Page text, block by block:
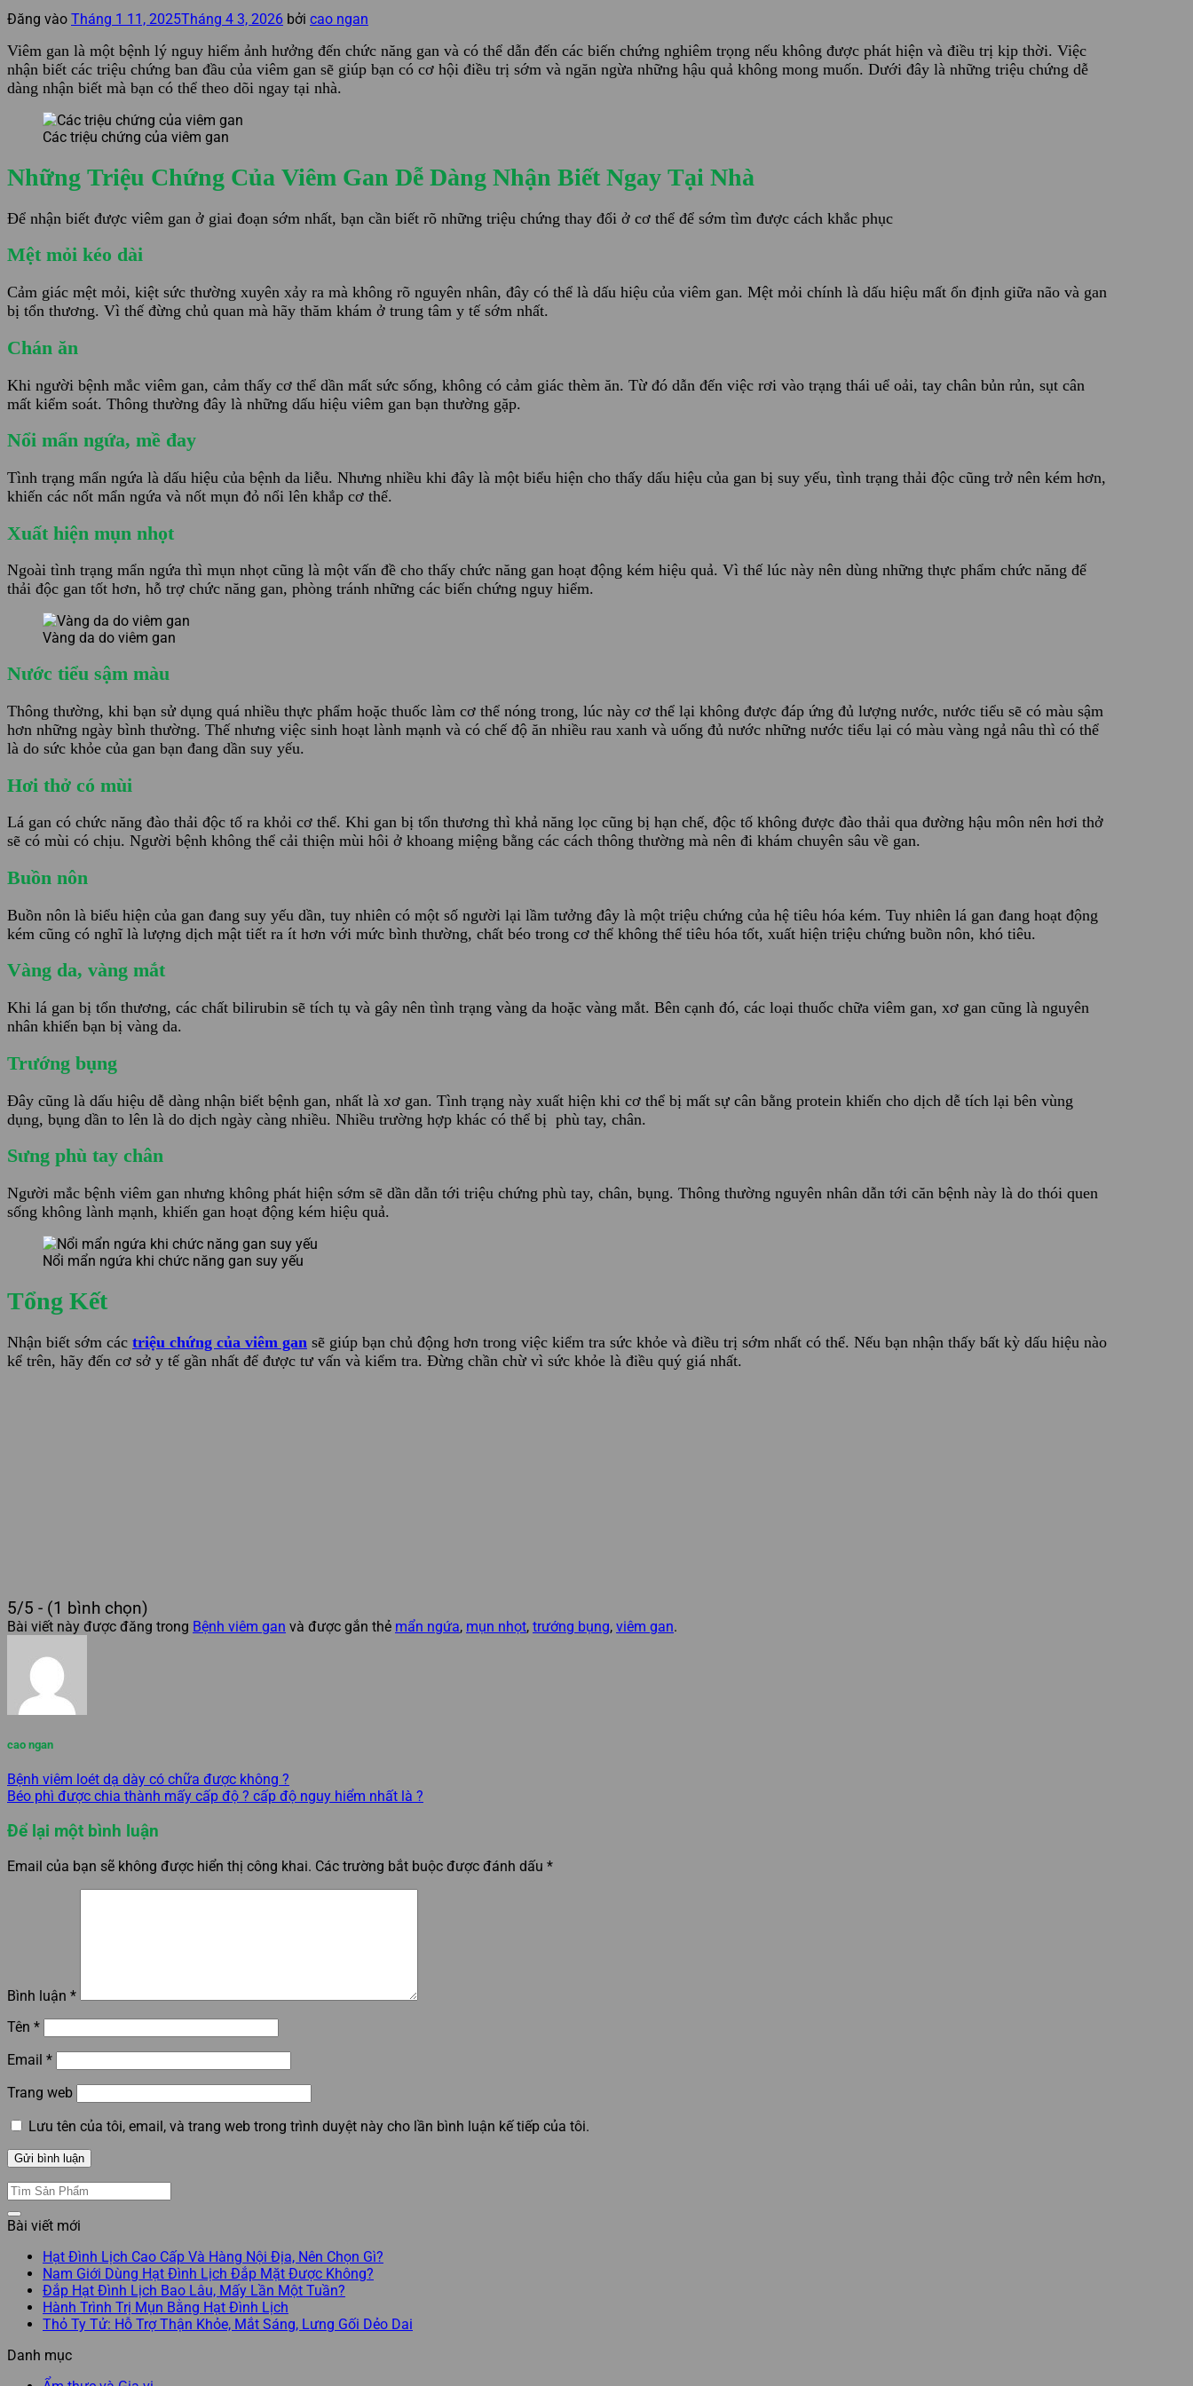
Đăng vào Tháng 1 11, 2025Tháng 4 3, 2026 bởi cao ngan
Viêm gan là một bệnh lý nguy hiểm ảnh hưởng đến chức năng gan và có thể dẫn đến các biến chứng nghiêm trọng nếu không được phát hiện và điều trị kịp thời. Việc
nhận biết các triệu chứng ban đầu của viêm gan sẽ giúp bạn có cơ hội điều trị sớm và ngăn ngừa những hậu quả không mong muốn. Dưới đây là những triệu chứng dễ
dàng nhận biết mà bạn có thể theo dõi ngay tại nhà.
Các triệu chứng của viêm gan
Những Triệu Chứng Của Viêm Gan Dễ Dàng Nhận Biết Ngay Tại Nhà
Để nhận biết được viêm gan ở giai đoạn sớm nhất, bạn cần biết rõ những triệu chứng thay đổi ở cơ thể để sớm tìm được cách khắc phục
Mệt mỏi kéo dài
Cảm giác mệt mỏi, kiệt sức thường xuyên xảy ra mà không rõ nguyên nhân, đây có thể là dấu hiệu của viêm gan. Mệt mỏi chính là dấu hiệu mất ổn định giữa não và gan
bị tổn thương. Vì thế đừng chủ quan mà hãy thăm khám ở trung tâm y tế sớm nhất.
Chán ăn
Khi người bệnh mắc viêm gan, cảm thấy cơ thể dần mất sức sống, không có cảm giác thèm ăn. Từ đó dẫn đến việc rơi vào trạng thái uể oải, tay chân bủn rủn, sụt cân
mất kiểm soát. Thông thường đây là những dấu hiệu viêm gan bạn thường gặp.
Nổi mẩn ngứa, mề đay
Tình trạng mẩn ngứa là dấu hiệu của bệnh da liễu. Nhưng nhiều khi đây là một biểu hiện cho thấy dấu hiệu của gan bị suy yếu, tình trạng thải độc cũng trở nên kém hơn,
khiến các nốt mẩn ngứa và nốt mụn đỏ nổi lên khắp cơ thể.
Xuất hiện mụn nhọt
Ngoài tình trạng mẩn ngứa thì mụn nhọt cũng là một vấn đề cho thấy chức năng gan hoạt động kém hiệu quả. Vì thế lúc này nên dùng những thực phẩm chức năng để
thải độc gan tốt hơn, hỗ trợ chức năng gan, phòng tránh những các biến chứng nguy hiểm.
Vàng da do viêm gan
Nước tiểu sậm màu
Thông thường, khi bạn sử dụng quá nhiều thực phẩm hoặc thuốc làm cơ thể nóng trong, lúc này cơ thể lại không được đáp ứng đủ lượng nước, nước tiểu sẽ có màu sậm
hơn những ngày bình thường. Thế nhưng việc sinh hoạt lành mạnh và có chế độ ăn nhiều rau xanh và uống đủ nước những nước tiểu lại có màu vàng ngả nâu thì có thể
là do sức khỏe của gan bạn đang dần suy yếu.
Hơi thở có mùi
Lá gan có chức năng đào thải độc tố ra khỏi cơ thể. Khi gan bị tổn thương thì khả năng lọc cũng bị hạn chế, độc tố không được đào thải qua đường hậu môn nên hơi thở
sẽ có mùi có chịu. Người bệnh không thể cải thiện mùi hôi ở khoang miệng bằng các cách thông thường mà nên đi khám chuyên sâu về gan.
Buồn nôn
Buồn nôn là biểu hiện của gan đang suy yếu dần, tuy nhiên có một số người lại lầm tưởng đây là một triệu chứng của hệ tiêu hóa kém. Tuy nhiên lá gan đang hoạt động
kém cũng có nghĩ là lượng dịch mật tiết ra ít hơn với mức bình thường, chất béo trong cơ thể không thể tiêu hóa tốt, xuất hiện triệu chứng buồn nôn, khó tiêu.
Vàng da, vàng mắt
Khi lá gan bị tổn thương, các chất bilirubin sẽ tích tụ và gây nên tình trạng vàng da hoặc vàng mắt. Bên cạnh đó, các loại thuốc chữa viêm gan, xơ gan cũng là nguyên
nhân khiến bạn bị vàng da.
Trướng bụng
Đây cũng là dấu hiệu dễ dàng nhận biết bệnh gan, nhất là xơ gan. Tình trạng này xuất hiện khi cơ thể bị mất sự cân bằng protein khiến cho dịch dễ tích lại bên vùng
dụng, bụng dần to lên là do dịch ngày càng nhiều. Nhiều trường hợp khác có thể bị phù tay, chân.
Sưng phù tay chân
Người mắc bệnh viêm gan nhưng không phát hiện sớm sẽ dần dẫn tới triệu chứng phù tay, chân, bụng. Thông thường nguyên nhân dẫn tới căn bệnh này là do thói quen
sống không lành mạnh, khiến gan hoạt động kém hiệu quả.
Nổi mẩn ngứa khi chức năng gan suy yếu
Tổng Kết
Nhận biết sớm các triệu chứng của viêm gan sẽ giúp bạn chủ động hơn trong việc kiểm tra sức khỏe và điều trị sớm nhất có thể. Nếu bạn nhận thấy bất kỳ dấu hiệu nào
kể trên, hãy đến cơ sở y tế gần nhất để được tư vấn và kiểm tra. Đừng chần chừ vì sức khỏe là điều quý giá nhất.
5/5 - (1 bình chọn)
Bài viết này được đăng trong Bệnh viêm gan và được gắn thẻ mẩn ngứa, mụn nhọt, trướng bụng, viêm gan.
cao ngan
Bệnh viêm loét dạ dày có chữa được không ?
Béo phì được chia thành mấy cấp độ ? cấp độ nguy hiểm nhất là ?
Để lại một bình luận
Email của bạn sẽ không được hiển thị công khai. Các trường bắt buộc được đánh dấu *
Bình luận *
Tên *
Email *
Trang web
Lưu tên của tôi, email, và trang web trong trình duyệt này cho lần bình luận kế tiếp của tôi.
Bài viết mới
Hạt Đình Lịch Cao Cấp Và Hàng Nội Địa, Nên Chọn Gì?
Nam Giới Dùng Hạt Đình Lịch Đắp Mặt Được Không?
Đắp Hạt Đình Lịch Bao Lâu, Mấy Lần Một Tuần?
Hành Trình Trị Mụn Bằng Hạt Đình Lịch
Thỏ Ty Tử: Hỗ Trợ Thận Khỏe, Mắt Sáng, Lưng Gối Dẻo Dai
Danh mục